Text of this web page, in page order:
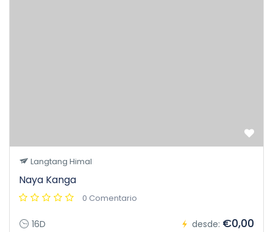
Langtang Himal
Naya Kanga
0 Comentario
16D desde: €0,00